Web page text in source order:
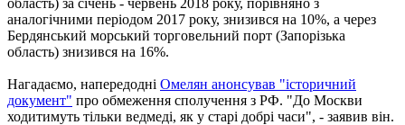
аналогічними періодом 2017 року, знизився на 10%, а через
Бердянський морський торговельний порт (Запорізька
область) знизився на 16%.
Нагадаємо, напередодні Омелян анонсував "історичний
документ" про обмеження сполучення з РФ. "До Москви
ходитимуть тільки ведмеді, як у старі добрі часи", - заявив він.